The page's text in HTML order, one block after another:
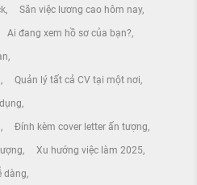
Săn việc lương cao hôm nay
Ai đang xem hồ sơ của bạn?
Quản lý tất cả CV tại một nơi
Đính kèm cover letter ấn tượng
Xu hướng việc làm 2025
dàng